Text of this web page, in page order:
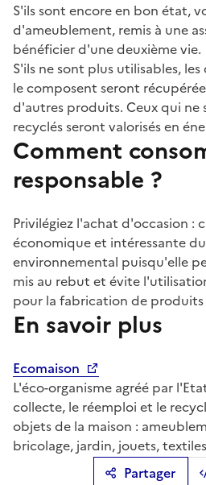
Partager
S'ils sont encore en bon état,
d'ameublement, remis à une
bénéficier d'une deuxième vie.
S'ils ne sont plus utilisables,
le composent seront
d'autres produits. Ceux qui ne
recyclés seront valorisés en
Comment
responsable ?
Privilégiez l'achat d'occasion :
économique et intéressante
environnemental puisqu'elle
mis au rebut et évite
pour la fabrication de produits
En savoir plus
Ecomaison
L'éco-organisme agréé par
collecte, le réemploi et le
objets de la maison :
bricolage, jardin, jouets,